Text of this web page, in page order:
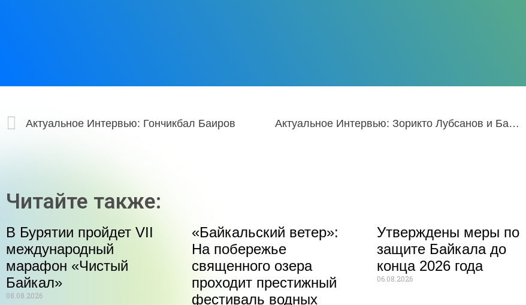
Актуальное Интервью: Гончикбал Баиров Актуальное Интервью: Зорикто Лубсанов и Бадма Жигжитов
Читайте также:
В Бурятии пройдет VII
международный
марафон «Чистый
Байкал»
08.08.2026
«Байкальский ветер»:
На побережье
священного озера
проходит престижный
фестиваль водных
Утверждены меры по
защите Байкала до
конца 2026 года
06.08.2026